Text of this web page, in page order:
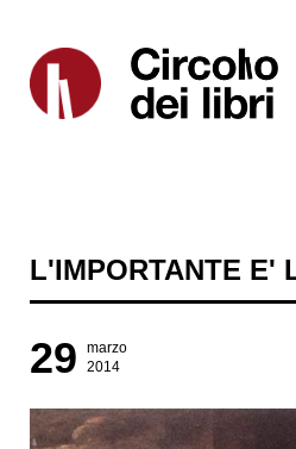
L'IMPORTANTE E'
29
marzo
2014